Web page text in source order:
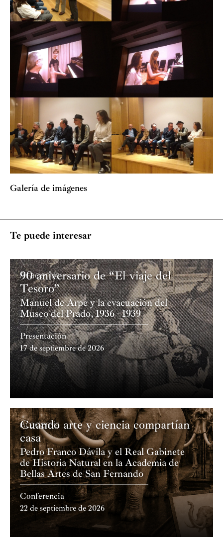
Galería de imágenes
Te puede interesar
Academia
90 aniversario de “El viaje del
Tesoro”
Manuel de Arpe y la evacuación del
Museo del Prado, 1936 - 1939
Presentación
17 de septiembre de 2026
Academia
Cuando arte y ciencia compartían
casa
Pedro Franco Dávila y el Real Gabinete
de Historia Natural en la Academia de
Bellas Artes de San Fernando
Conferencia
22 de septiembre de 2026